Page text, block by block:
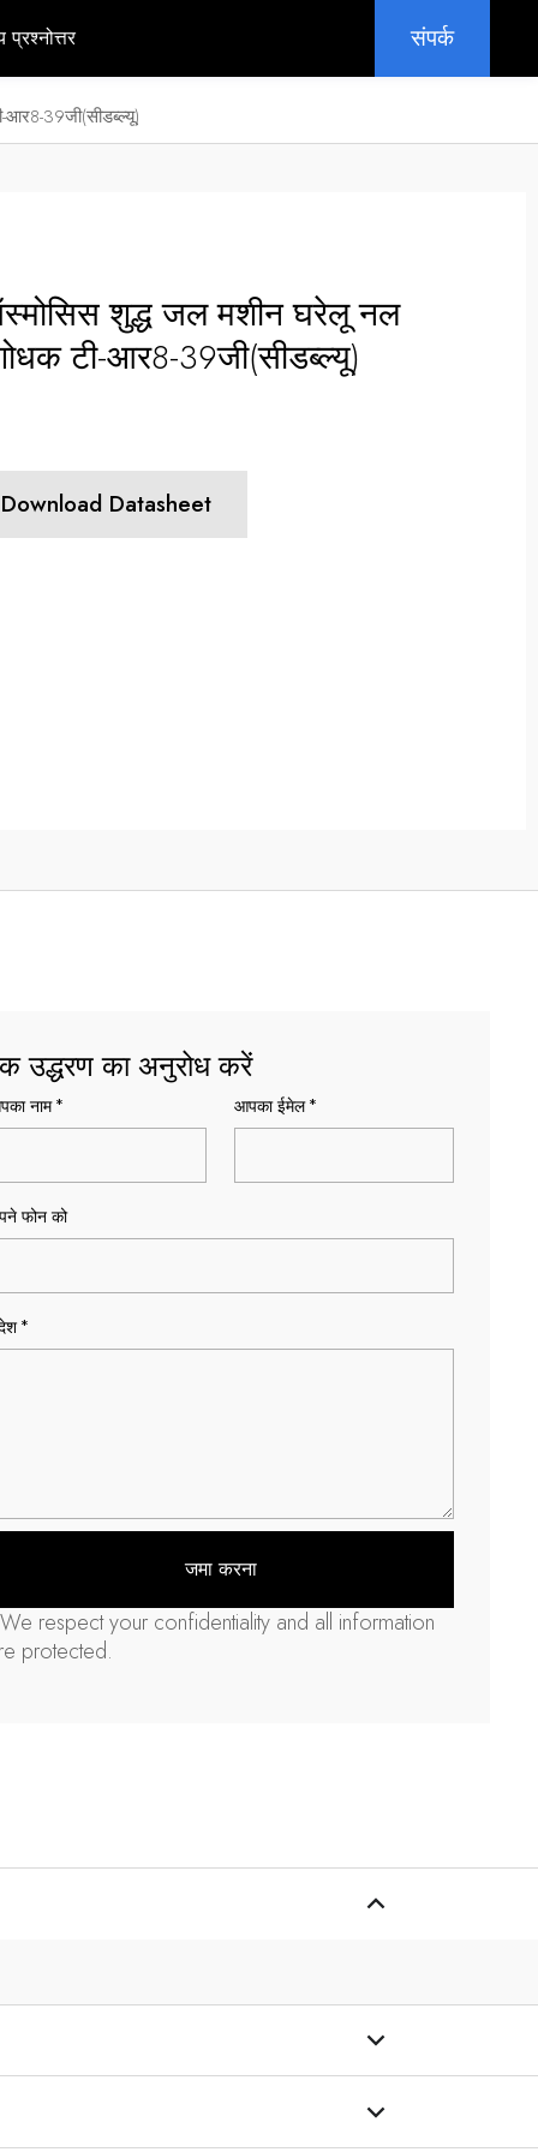
प्रश्नोत्तर संपर्क
39जी(सीडब्ल्यू)
शुद्ध जल मशीन घरेलू नल
टी-आर8-39जी(सीडब्ल्यू)
Download Datasheet
उद्धरण का अनुरोध करें
नाम * आपका ईमेल *
फोन को
*
जमा करना
We respect your confidentiality and all information
protected.